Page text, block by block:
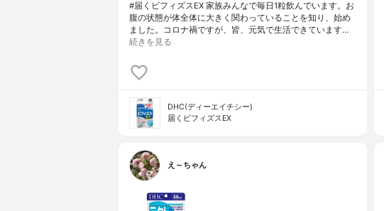
#届くビフィズスEX 家族みんなで毎日1粒飲んでいます。お
腹の状態が体全体に大きく関わっていることを知り、始め
ました。コロナ禍ですが、皆、元気で生活できています…
続きを見る
DHC(ディーエイチシー)
届くビフィズスEX
え～ちゃん